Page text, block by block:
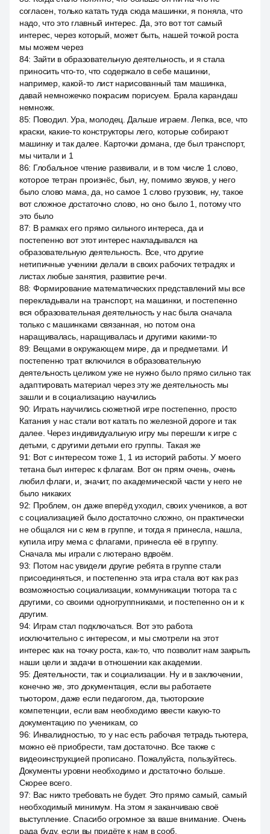
согласен, только катать туда сюда машинки, я поняла, что
надо, что это главный интерес. Да, это вот тот самый
интерес, через который, может быть, нашей точкой роста
мы можем через
84: Зайти в образовательную деятельность, и я стала
приносить что-то, что содержало в себе машинки,
например, какой-то лист нарисованный там машинка,
давай немножечко покрасим порисуем. Брала карандаш
немножк.
85: Поводил. Ура, молодец. Дальше играем. Лепка, все, что
краски, какие-то конструкторы лего, которые собирают
машинку и так далее. Карточки домана, где был транспорт,
мы читали и 1
86: Глобальное чтение развивали, и в том числе 1 слово,
которое тетран произнёс, был, ну, помимо звуков, у него
было слово мама, да, но самое 1 слово грузовик, ну, такое
вот сложное достаточно слово, но оно было 1, потому что
это было
87: В рамках его прямо сильного интереса, да и
постепенно вот этот интерес накладывался на
образовательную деятельность. Все, что другие
нетипичные ученики делали в своих рабочих тетрадях и
листах любые занятия, развитие речи.
88: Формирование математических представлений мы все
перекладывали на транспорт, на машинки, и постепенно
вся образовательная деятельность у нас была сначала
только с машинками связанная, но потом она
наращивалась, наращивалась и другими какими-то
89: Вещами в окружающем мире, да и предметами. И
постепенно трат включился в образовательную
деятельность целиком уже не нужно было прямо сильно так
адаптировать материал через эту же деятельность мы
зашли и в социализацию научились
90: Играть научились сюжетной игре постепенно, просто
Катания у нас стали вот катать по железной дороге и так
далее. Через индивидуальную игру мы перешли к игре с
детьми, с другими детьми его группы. Такая же
91: Вот с интересом тоже 1, 1 из историй работы. У моего
тетана был интерес к флагам. Вот он прям очень, очень
любил флаги, и, значит, по академической части у него не
было никаких
92: Проблем, он даже вперёд уходил, своих учеников, а вот
с социализацией было достаточно сложно, он практически
не общался ни с кем в группе, и тогда я принесла, нашла,
купила игру мема с флагами, принесла её в группу.
Сначала мы играли с лютерано вдвоём.
93: Потом нас увидели другие ребята в группе стали
присоединяться, и постепенно эта игра стала вот как раз
возможностью социализации, коммуникации тютора та с
другими, со своими одногруппниками, и постепенно он и к
другим.
94: Играм стал подключаться. Вот это работа
исключительно с интересом, и мы смотрели на этот
интерес как на точку роста, как-то, что позволит нам закрыть
наши цели и задачи в отношении как академии.
95: Деятельности, так и социализации. Ну и в заключении,
конечно же, это документация, если вы работаете
тьютором, даже если педагогом, да, тьюторские
компетенции, если вам необходимо ввести какую-то
документацию по ученикам, со
96: Инвалидностью, то у нас есть рабочая тетрадь тьютера,
можно её приобрести, там достаточно. Все также с
видеоинструкцией прописано. Пожалуйста, пользуйтесь.
Документы уровни необходимо и достаточно больше.
Скорее всего.
97: Вас никто требовать не будет. Это прямо самый, самый
необходимый минимум. На этом я заканчиваю своё
выступление. Спасибо огромное за ваше внимание. Очень
рада буду, если вы придёте к нам в сооб.